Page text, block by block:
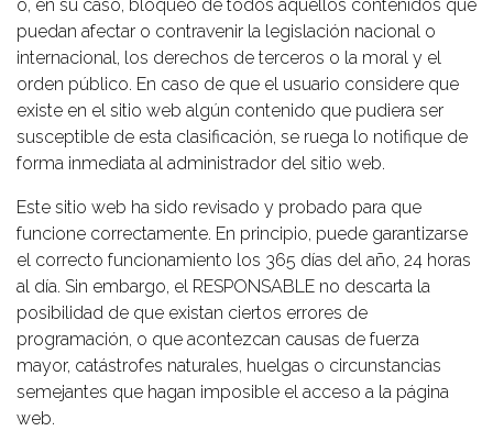
o, en su caso, bloqueo de todos aquellos contenidos que
puedan afectar o contravenir la legislación nacional o
internacional, los derechos de terceros o la moral y el
orden público. En caso de que el usuario considere que
existe en el sitio web algún contenido que pudiera ser
susceptible de esta clasificación, se ruega lo notifique de
forma inmediata al administrador del sitio web.
Este sitio web ha sido revisado y probado para que
funcione correctamente. En principio, puede garantizarse
el correcto funcionamiento los 365 días del año, 24 horas
al día. Sin embargo, el RESPONSABLE no descarta la
posibilidad de que existan ciertos errores de
programación, o que acontezcan causas de fuerza
mayor, catástrofes naturales, huelgas o circunstancias
semejantes que hagan imposible el acceso a la página
web.